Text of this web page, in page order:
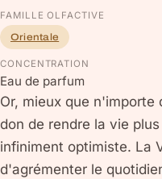
FAMILLE OLFACTIVE
Orientale
CONCENTRATION
Eau de parfum
Or, mieux que n'importe
don de rendre la vie
infiniment optimiste. La
d'agrémenter le